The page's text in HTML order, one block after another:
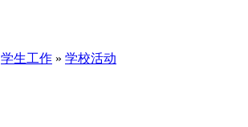
学生工作 » 学校活动